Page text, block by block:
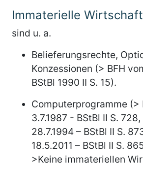
Immaterielle
sind u. a.
Belieferungsrechte,
Konzessionen (> BFH
BStBl 1990 II S. 15).
Computerprogramme (>
3.7.1987 - BStBl II S.
28.7.1994 – BStBl II S.
18.5.2011 – BStBl II S.
>Keine immateriellen